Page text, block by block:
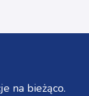
na bieżąco.